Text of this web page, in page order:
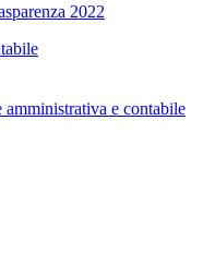
2022
e contabile